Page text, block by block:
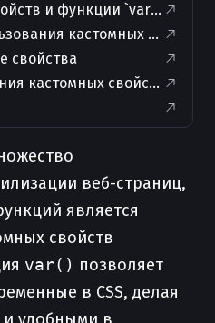
и функции `var()`
кастомных свойств
свойства
кастомных свойств
веб-страниц,
является
свойств
var() позволяет
в CSS, делая